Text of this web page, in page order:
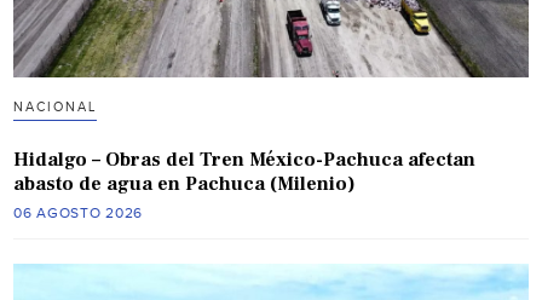
NACIONAL
Hidalgo – Obras del Tren México-Pachuca afectan
abasto de agua en Pachuca (Milenio)
06 AGOSTO 2026